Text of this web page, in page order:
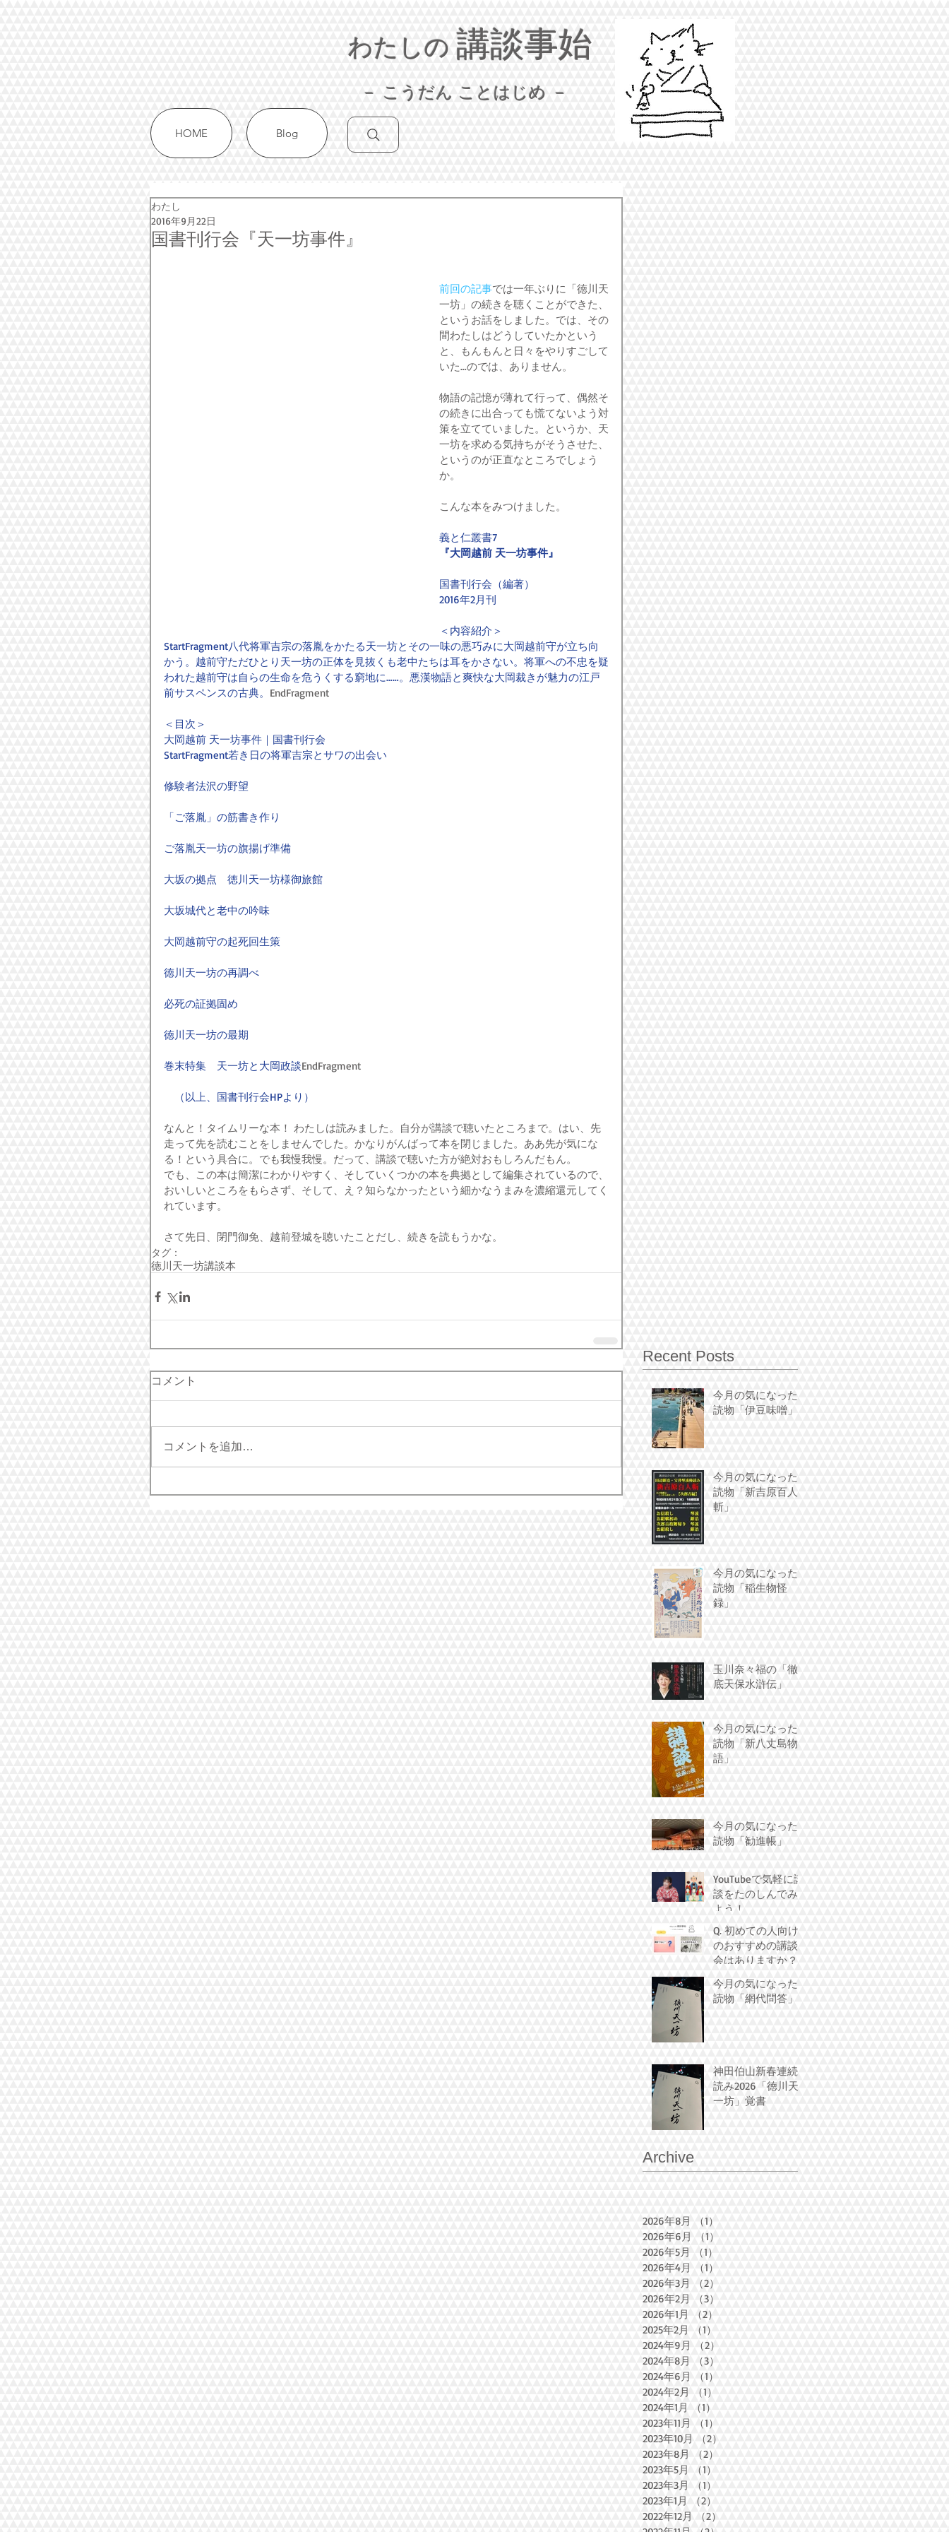
わたしの講談事始
－ こうだん ことはじめ －
HOME Blog
国書刊行会『天一坊事件』
わたし
2016年9月22日
前回の記事では一年ぶりに「徳川天
一坊」の続きを聴くことができた、
というお話をしました。では、その
間わたしはどうしていたかという
と、もんもんと日々をやりすごして
いた…のでは、ありません。
物語の記憶が薄れて行って、偶然そ
の続きに出合っても慌てないよう対
策を立てていました。というか、天
一坊を求める気持ちがそうさせた、
というのが正直なところでしょう
か。
こんな本をみつけました。
義と仁叢書7
『大岡越前 天一坊事件』
国書刊行会（編著）
2016年2月刊
＜内容紹介＞
StartFragment八代将軍吉宗の落胤をかたる天一坊とその一味の悪巧みに大岡越前守が立ち向
かう。越前守ただひとり天一坊の正体を見抜くも老中たちは耳をかさない。将軍への不忠を疑
われた越前守は自らの生命を危うくする窮地に……。悪漢物語と爽快な大岡裁きが魅力の江戸
前サスペンスの古典。 EndFragment
＜目次＞
大岡越前 天一坊事件｜国書刊行会
StartFragment若き日の将軍吉宗とサワの出会い
修験者法沢の野望
「ご落胤」の筋書き作り
ご落胤天一坊の旗揚げ準備
大坂の拠点　徳川天一坊様御旅館
大坂城代と老中の吟味
大岡越前守の起死回生策
徳川天一坊の再調べ
必死の証拠固め
徳川天一坊の最期
巻末特集　天一坊と大岡政談EndFragment
（以上、国書刊行会HPより）
なんと！タイムリーな本！ わたしは読みました。自分が講談で聴いたところまで。はい、先
走って先を読むことをしませんでした。かなりがんばって本を閉じました。ああ先が気にな
る！という具合に。でも我慢我慢。だって、講談で聴いた方が絶対おもしろんだもん。
でも、この本は簡潔にわかりやすく、そしていくつかの本を典拠として編集されているので、
おいしいところをもらさず、そして、え？知らなかったという細かなうまみを濃縮還元してく
れています。
さて先日、閉門御免、越前登城を聴いたことだし、続きを読もうかな。
タグ：
徳川天一坊講談本
コメント
コメントを追加…
Recent Posts
今月の気になった
読物「伊豆味噌」
今月の気になった
読物「新吉原百人
斬」
今月の気になった
読物「稲生物怪
録」
玉川奈々福の「徹
底天保水滸伝」
今月の気になった
読物「新八丈島物
語」
今月の気になった
読物「勧進帳」
YouTubeで気軽に講
談をたのしんでみ
よう！
Q. 初めての人向け
のおすすめの講談
会はありますか？
今月の気になった
読物「網代問答」
神田伯山新春連続
読み2026「徳川天
一坊」覚書
Archive
2026年8月 （1）
2026年6月
（1）
2026年5月
（1）
2026年4月
（1）
2026年3月
（2）
2026年2月
（3）
2026年1月
（2）
2025年2月
（1）
2024年9月
（2）
2024年8月
（3）
2024年6月
（1）
2024年2月
（1）
2024年1月
（1）
2023年11月
（1）
2023年10月
（2）
2023年8月
（2）
2023年5月
（1）
2023年3月
（1）
2023年1月
（2）
2022年12月
（2）